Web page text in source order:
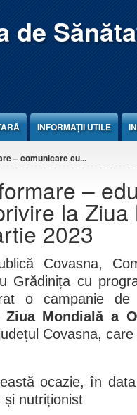
de
INFORMAȚII UTILE
– comunicare cu...
–
la
2023
Covasna,
cu
o campanie
Ziua Mondială a
Covasna,
ocazie, în
și nutriționist